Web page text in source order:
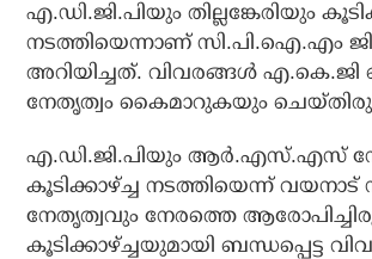
എ.ഡി.ജി.പിയും തില്ലങ്കേരിയും
നടത്തിയെന്നാണ് സി.പി.ഐ.എം
അറിയിച്ചത്. വിവരങ്ങള്‍ എ.കെ.ജി
നേതൃത്വം കൈമാറുകയും
എ.ഡി.ജി.പിയും ആര്‍.എസ്.എസ്
കൂടിക്കാഴ്ച്ച നടത്തിയെന്ന്
നേതൃത്വവും നേരത്തെ
കൂടിക്കാഴ്ച്ചയുമായി ബന്ധപ്പെട്ട